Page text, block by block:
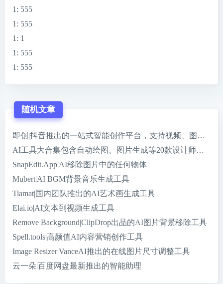
1 : 555
1 : 555
1 : 1
1 : 555
1 : 555
随机文章
即创|抖音推出的一站式智能创作平台，支持视频、图文和直
AI工具大合集包含自动绘图、图片生成等20款设计师必备黑
SnapEdit.App|AI移除图片中的任何物体
Mubert|AI BGM背景音乐生成工具
Tiamat|国内团队推出的AI艺术画生成工具
Elai.io|AI文本到视频生成工具
Remove Background|ClipDrop出品的AI图片背景移除工具
Spell.tools|高颜值AI内容营销创作工具
Image Resizer|VanceAI推出的在线图片尺寸调整工具
云一朵|百度网盘最新推出的智能助理